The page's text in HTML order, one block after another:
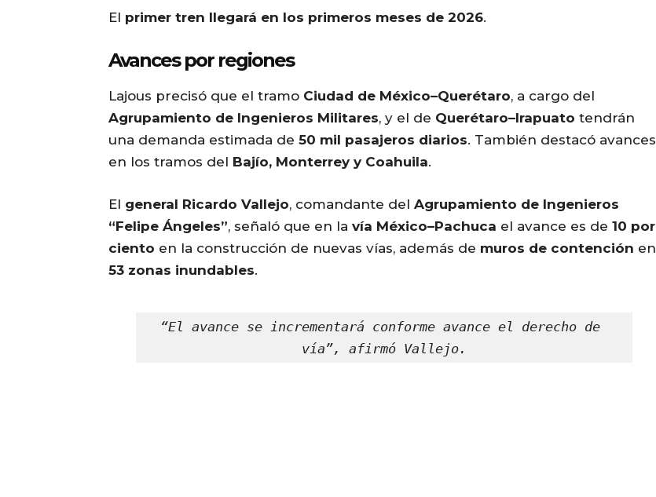
El primer tren llegará en los primeros meses de 2026.
Avances por regiones
Lajous precisó que el tramo Ciudad de México–Querétaro, a cargo del
Agrupamiento de Ingenieros Militares, y el de Querétaro–Irapuato tendrán
una demanda estimada de 50 mil pasajeros diarios. También destacó avances
en los tramos del Bajío, Monterrey y Coahuila.
El general Ricardo Vallejo, comandante del Agrupamiento de Ingenieros
“Felipe Ángeles”, señaló que en la vía México–Pachuca el avance es de 10 por
ciento en la construcción de nuevas vías, además de muros de contención en
53 zonas inundables.
“El avance se incrementará conforme avance el derecho de
vía”, afirmó Vallejo.